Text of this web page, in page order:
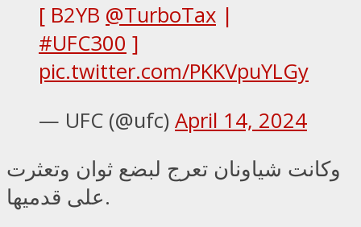
[ B2YB @TurboTax |
#UFC300 ]
pic.twitter.com/PKKVpuYLGy
— UFC (@ufc) April 14, 2024
وكانت شياونان تعرج لبضع ثوان وتعثرت
على قدميها.